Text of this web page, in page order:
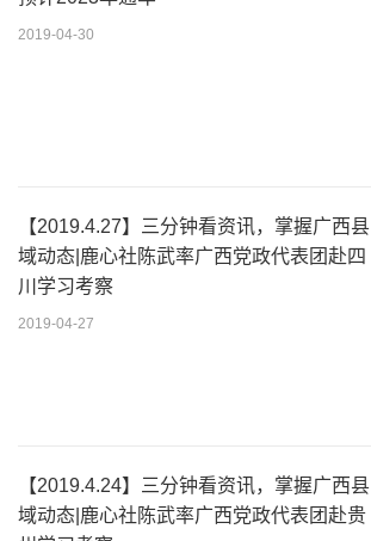
2019-04-30
【2019.4.27】三分钟看资讯，掌握广西县
域动态|鹿心社陈武率广西党政代表团赴四
川学习考察
2019-04-27
【2019.4.24】三分钟看资讯，掌握广西县
域动态|鹿心社陈武率广西党政代表团赴贵